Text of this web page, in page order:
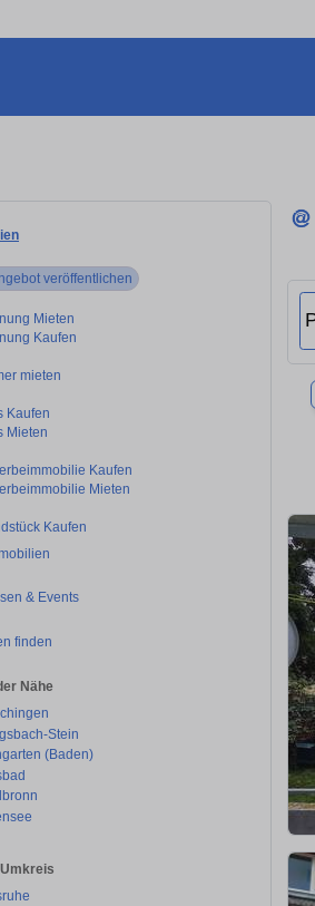
veröffentlichen
Mieten
Kaufen
mieten
Kaufen
Mieten
Kaufen
Mieten
Kaufen
& Events
finden
Nähe
Stein
(Baden)